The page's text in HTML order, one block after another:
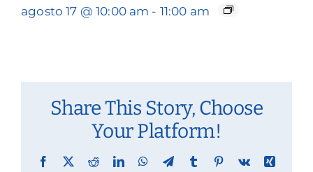
agosto 17 @ 10:00 am - 11:00 am
Share This Story, Choose
Your Platform!
Facebook
X RedditLinkedInWhatsApp
TelegramTumblr Pinterest
Vk
Xing